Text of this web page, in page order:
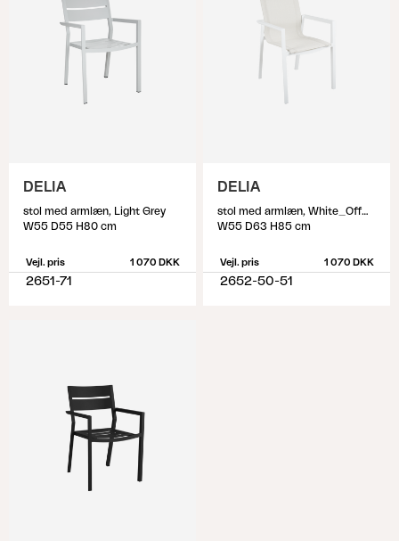
DELIA
stol med armlæn, Light Grey
W55 D55 H80 cm
Vejl. pris 1 070 DKK
2651-71
DELIA
stol med armlæn, White_Offwhite
W55 D63 H85 cm
Vejl. pris 1 070 DKK
2652-50-51